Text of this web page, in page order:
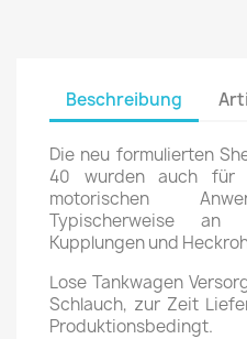
Beschreibung
Die neu formulierten
40 wurden auch für
motorischen
Typischerweise
Kupplungen und
Lose Tankwagen
Schlauch, zur Zeit
Produktionsbedingt.